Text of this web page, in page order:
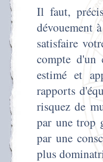
Il faut,
dévouement
satisfaire
compte d'un
estimé et
rapports
risquez de
par une trop
par une
plus